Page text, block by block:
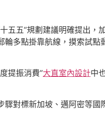
五五”規劃建議明確提出，
多點掛靠航線，摸索試點
提振消費”大直室內設計中
對標新加坡、邁阿密等